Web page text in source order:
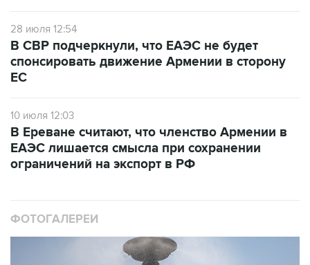
28 июля 12:54
В СВР подчеркнули, что ЕАЭС не будет
спонсировать движение Армении в сторону
ЕС
10 июля 12:03
В Ереване считают, что членство Армении в
ЕАЭС лишается смысла при сохранении
ограничений на экспорт в РФ
ФОТОГАЛЕРЕИ